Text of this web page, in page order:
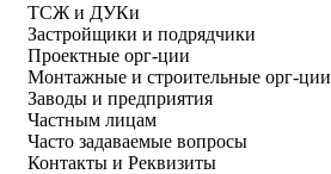
ТСЖ и ДУКи
Застройщики и подрядчики
Проектные орг-ции
Монтажные и строительные орг-ции
Заводы и предприятия
Частным лицам
Часто задаваемые вопросы
Контакты и Реквизиты